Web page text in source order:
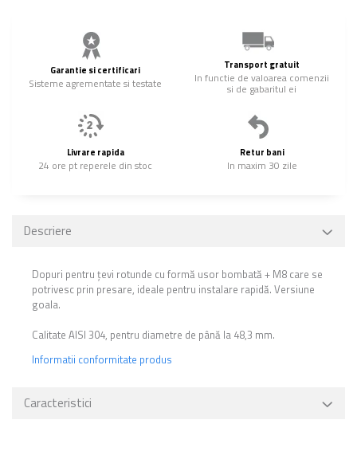
Garantie si certificari
Sisteme agrementate si testate
Transport gratuit
In functie de valoarea comenzii
si de gabaritul ei
Livrare rapida
24 ore pt reperele din stoc
Retur bani
In maxim 30 zile
Descriere
Dopuri pentru țevi rotunde cu formă usor bombată + M8 care se
potrivesc prin presare, ideale pentru instalare rapidă. Versiune
goala.
Calitate AISI 304, pentru diametre de până la 48,3 mm.
Informatii conformitate produs
Caracteristici